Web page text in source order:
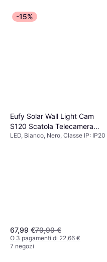
-15%
Eufy Solar Wall Light Cam
S120 Scatola Telecamera
2304 x 1296 Pixel Parete
LED, Bianco, Nero, Classe IP: IP20
67,99 €79,99 €
O 3 pagamenti di 22,66 €
7 negozi